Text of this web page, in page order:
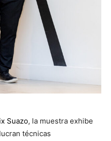
Suazo, la muestra exhibe
técnicas